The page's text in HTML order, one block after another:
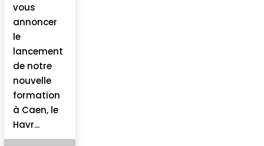
vous
annoncer
le
lancement
de notre
nouvelle
formation
à Caen, le
Havr...